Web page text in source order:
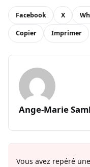
Facebook X
Copier Imprimer
Ange-Marie
Vous avez repéré